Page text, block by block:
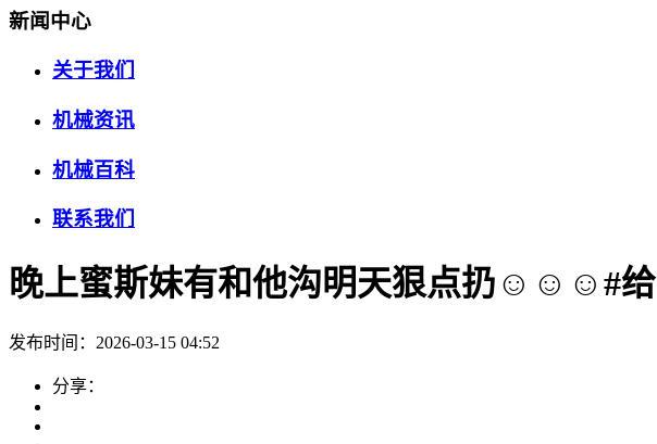
新闻中心
关于我们
机械资讯
机械百科
联系我们
晚上蜜斯妹有和他沟明天狠点扔☺️☺️☺️#给
发布时间：2026-03-15 04:52
分享：